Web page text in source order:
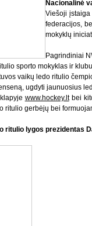
Nacionalinė
Viešoji
federacijos,
mokyklų
Pagrindiniai
sporto mokyklas ir
vaikų ledo ritulio
ugdyti jaunuosius
www.hockey.ltbei
ritulio gerbėjų bei
ritulio lygos prezidentas